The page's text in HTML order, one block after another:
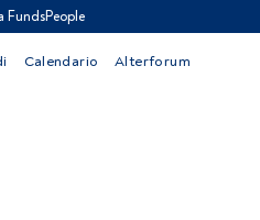
FundsPeople
Calendario Alterforum